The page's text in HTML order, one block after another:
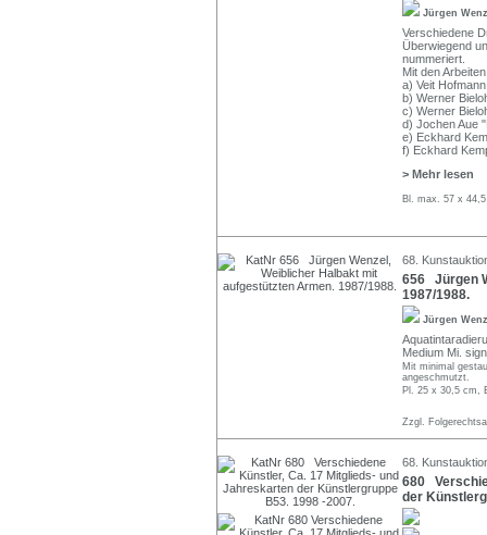
Jürgen
Verschiedene
Überwiegend
nummeriert.
Mit den
a) Veit
b) Werner
c) Werner
d) Jochen Aue
e) Eckhard
f) Eckhard
> Mehr lesen
Bl. max. 57 x
68.
656 Jürgen
1987/1988.
Jürgen
Medium Mi.
Mit minimal
angeschmutzt.
Pl. 25 x 30,5 cm,
Zzgl.
68.
680
der